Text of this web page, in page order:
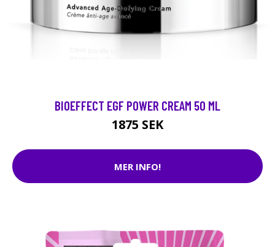
BIOEFFECT EGF POWER CREAM 50 ML
1875 SEK
MER INFO!